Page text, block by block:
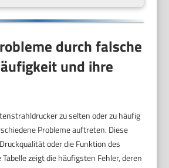
durch falsche
und ihre
zu selten oder zu häufig
Probleme auftreten. Diese
oder die Funktion des
zeigt die häufigsten Fehler, deren